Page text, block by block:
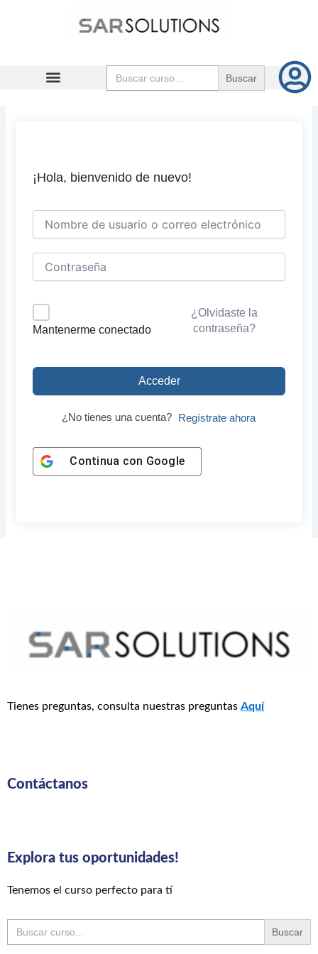
Buscar:
¡Hola, bienvenido de nuevo!
Mantenerme conectado
¿Olvidaste la
contraseña?
Acceder
¿No tienes una cuenta? Regístrate ahora
Continua con Google
Tienes preguntas, consulta nuestras preguntas Aquí
Contáctanos
Explora tus oportunidades!
Tenemos el curso perfecto para tí
Buscar: